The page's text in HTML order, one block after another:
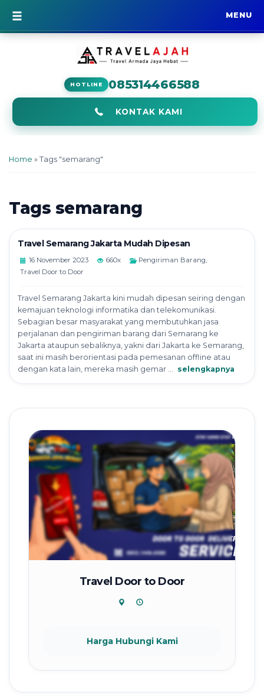
MENU
BERANDA
HOTLINE 085314466588
KONTAK KAMI
Home » Tags "semarang"
Tags semarang
Travel Semarang Jakarta Mudah Dipesan
16 November 2023 660x Pengiriman Barang,
Travel Door to Door
Travel Semarang Jakarta kini mudah dipesan seiring dengan
kemajuan teknologi informatika dan telekomunikasi.
Sebagian besar masyarakat yang membutuhkan jasa
perjalanan dan pengiriman barang dari Semarang ke
Jakarta ataupun sebaliknya, yakni dari Jakarta ke Semarang,
saat ini masih berorientasi pada pemesanan offline atau
dengan kata lain, mereka masih gemar ... selengkapnya
Travel Door to Door
Harga Hubungi Kami